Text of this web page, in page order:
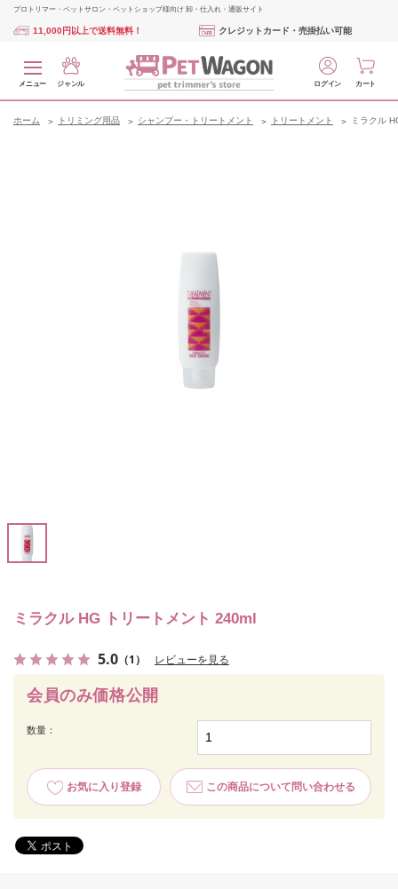
プロトリマー・ペットサロン・ペットショップ様向け 卸・仕入れ・通販サイト
11,000円以上で送料無料！ クレジットカード・売掛払い可能
メニュー ジャンル ログイン カート
ホーム トリミング用品 シャンプー・トリートメント トリートメント ミラクル
ミラクル HG トリートメント 240ml
5.0 （1） レビューを見る
会員のみ価格公開
数量：
お気に入り登録 この商品について問い合わせる